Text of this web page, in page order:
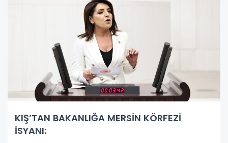
KIŞ’TAN BAKANLIĞA MERSİN KÖRFEZİ
İSYANI: